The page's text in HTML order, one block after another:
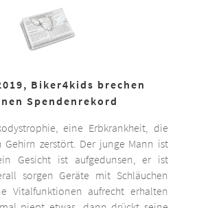
Biker4kids brechen
Spendenrekord
eine Erbkrankheit, die
Gehirn zerstört. Der junge Mann ist
Gesicht ist aufgedunsen, er ist
sorgen Geräte mit Schläuchen
Vitalfunktionen aufrecht erhalten